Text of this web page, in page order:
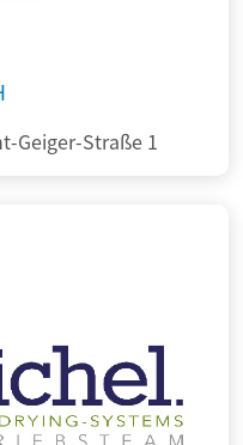
Geiger-Straße 1